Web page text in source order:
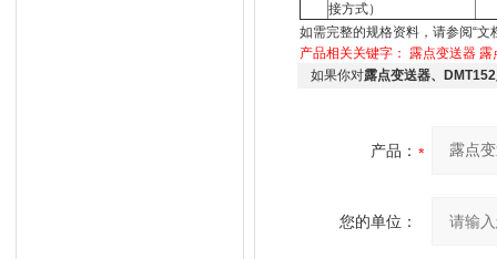
接方式）
如需完整的规格资料，请参阅“文
产品相关关键字： 露点变送器 露
如果你对露点变送器、
产品：
您的单位：